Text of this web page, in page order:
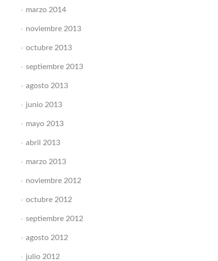
marzo 2014
noviembre 2013
octubre 2013
septiembre 2013
agosto 2013
junio 2013
mayo 2013
abril 2013
marzo 2013
noviembre 2012
octubre 2012
septiembre 2012
agosto 2012
julio 2012